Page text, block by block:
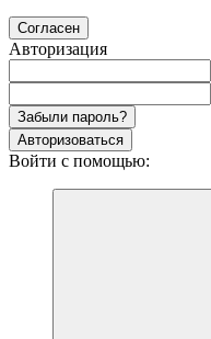
Согласен
Авторизация
Забыли пароль?
Авторизоваться
Войти с помощью: